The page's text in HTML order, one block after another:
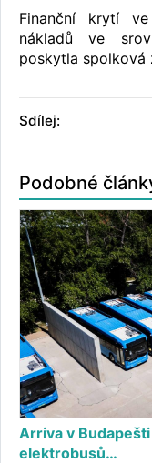
Finanční krytí
nákladů ve
poskytla spolková
Sdílej:
Podobné
Arriva v
elektrobusů…